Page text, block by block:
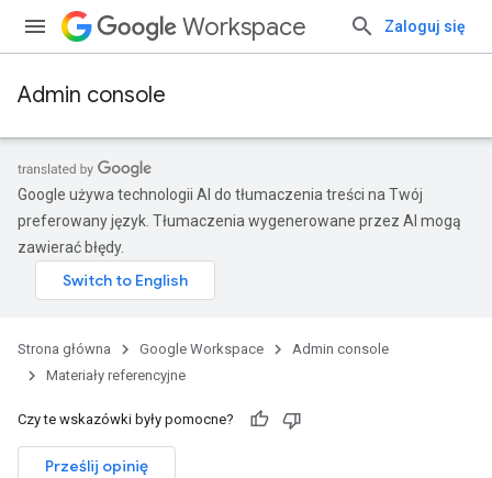
Workspace Zaloguj się
Admin console
Google używa technologii AI do tłumaczenia treści na Twój
preferowany język. Tłumaczenia wygenerowane przez AI mogą
zawierać błędy.
Strona główna Google Workspace
Admin console
Materiały referencyjne
Czy te wskazówki były pomocne?
Prześlij opinię